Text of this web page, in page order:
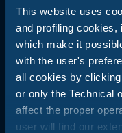
This website uses
and profiling cookies,
which make it
with the user's
all cookies by
or only the Technical
affect the proper
user will find our
Stork
Roseto degli
Eine malerische
Family Collection und
unvergesslichen Urlaub
Der Traum vom
Abruzzen